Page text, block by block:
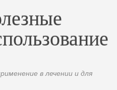
в лечении и для